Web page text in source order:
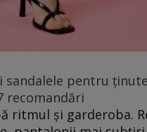
sandalele pentru
recomandări
ritmul și garderoba.